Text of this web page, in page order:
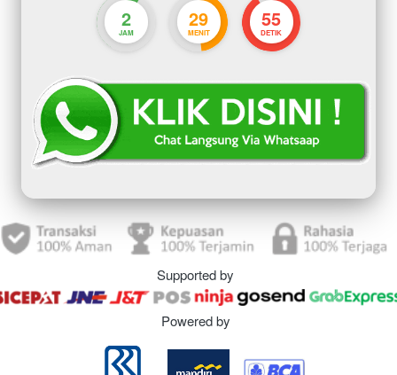
2
JAM
29
MENIT
54
DETIK
Supported by
Powered by